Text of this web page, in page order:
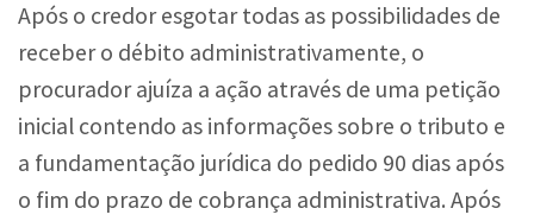
Após o credor esgotar todas as possibilidades de
receber o débito administrativamente, o
procurador ajuíza a ação através de uma petição
inicial contendo as informações sobre o tributo e
a fundamentação jurídica do pedido 90 dias após
o fim do prazo de cobrança administrativa. Após